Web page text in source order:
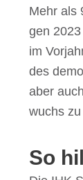
Mehr als
gen
im
des
aber
wuchs
So